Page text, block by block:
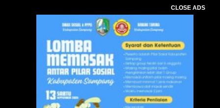
CLOSE ADS